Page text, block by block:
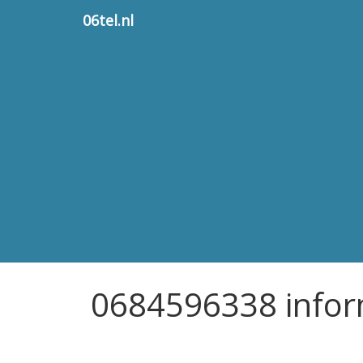
06tel.nl
0684596338